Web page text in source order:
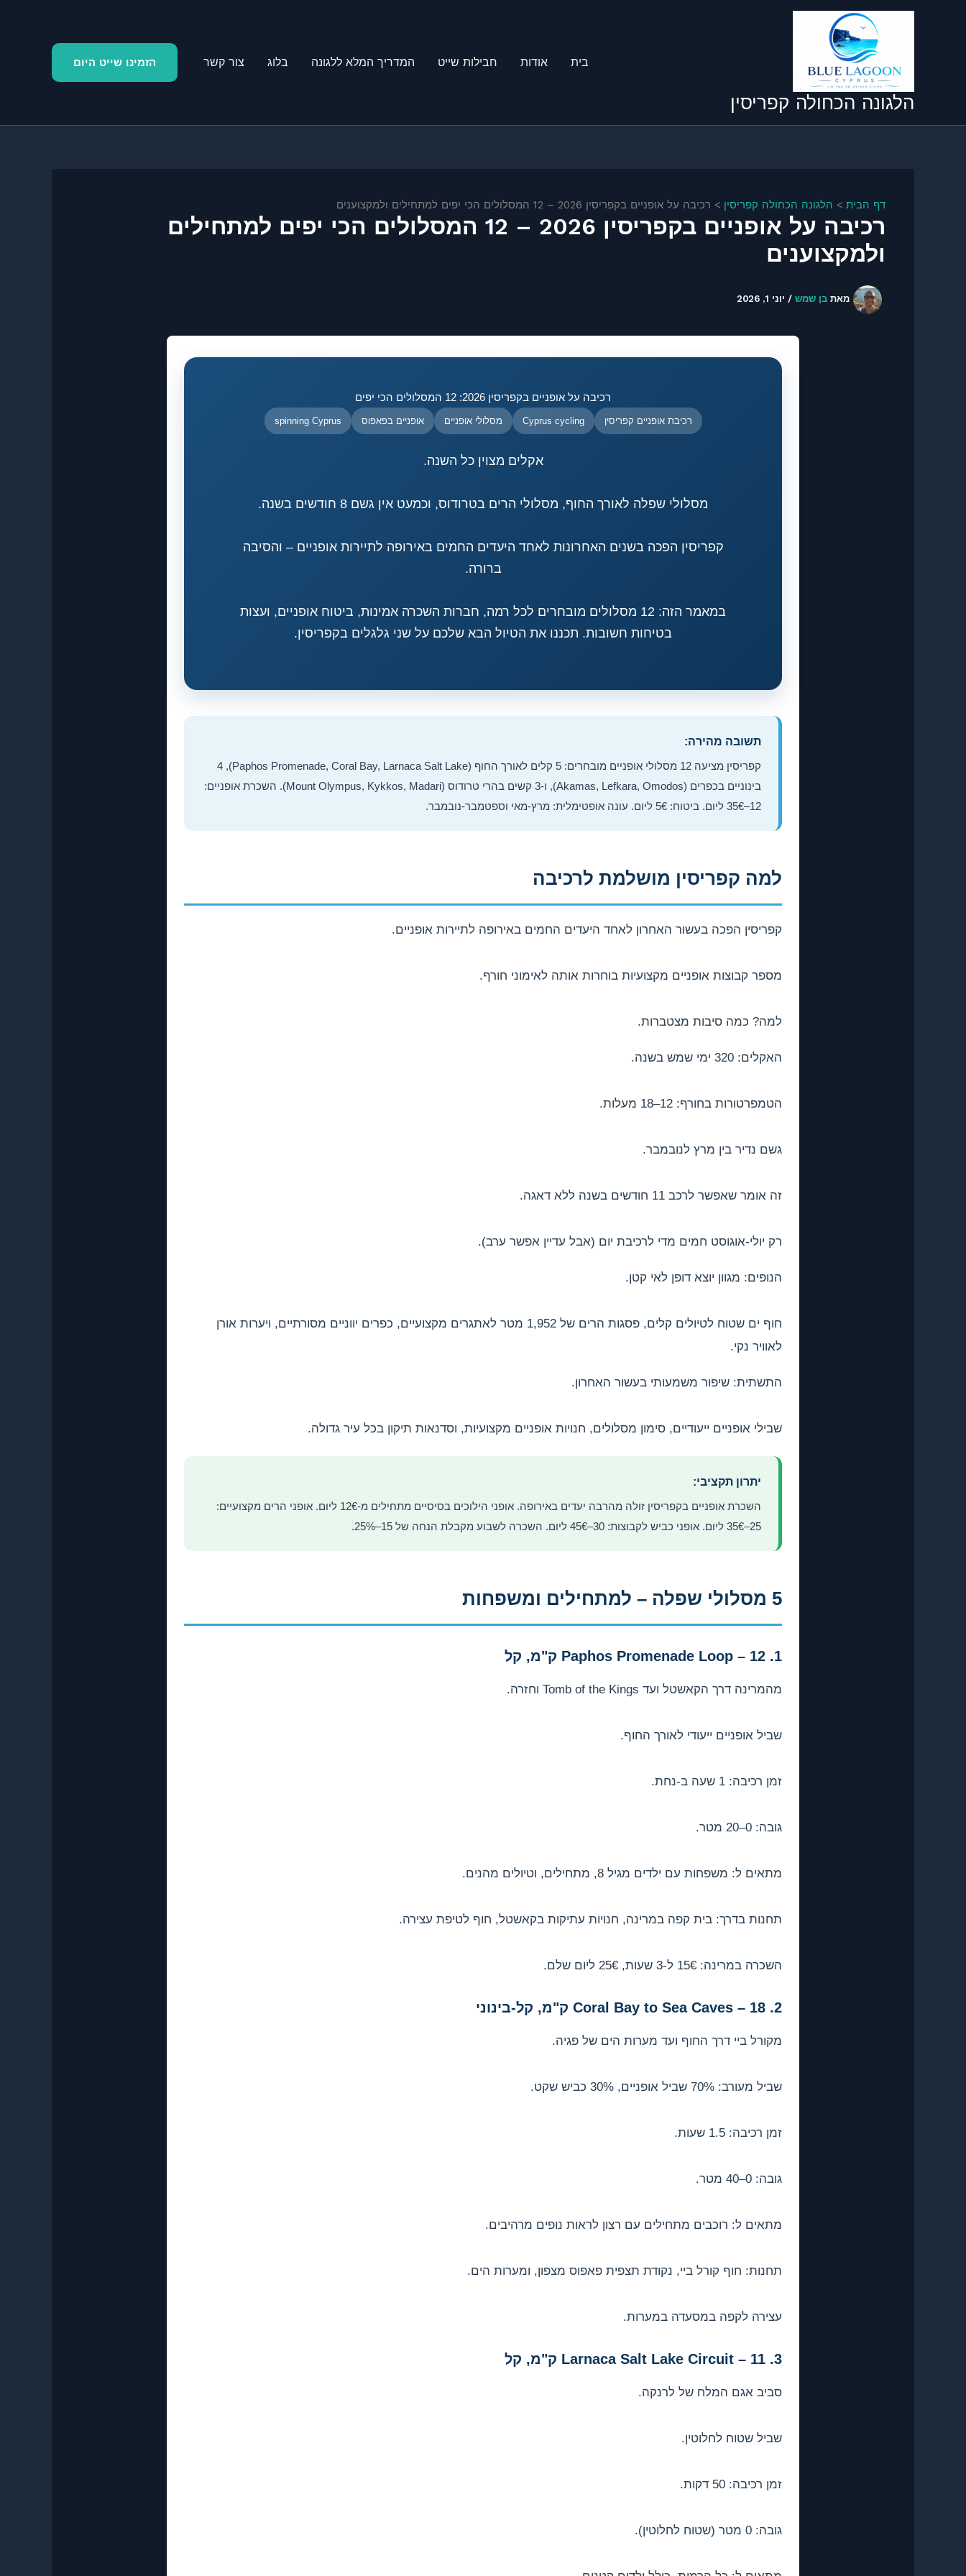
הלגונה הכחולה קפריסין
בית אודות חבילות שייט המדריך המלא ללגונה בלוג צור קשר הזמינו שייט היום
דף הבית הלגונה הכחולה קפריסין רכיבה על אופניים בקפריסין 2026 – 12 המסלולים הכי יפים למתחילים ולמקצוענים
רכיבה על אופניים בקפריסין 2026 – 12 המסלולים הכי יפים למתחילים
ולמקצוענים
מאת בן שמש / יוני 1, 2026
רכיבה על אופניים בקפריסין 2026: 12 המסלולים הכי יפים
רכיבת אופניים קפריסין Cyprus cycling מסלולי אופניים אופניים בפאפוס spinning Cyprus
אקלים מצוין כל השנה.
מסלולי שפלה לאורך החוף, מסלולי הרים בטרודוס, וכמעט אין גשם 8 חודשים בשנה.
קפריסין הפכה בשנים האחרונות לאחד היעדים החמים באירופה לתיירות אופניים – והסיבה
ברורה.
במאמר הזה: 12 מסלולים מובחרים לכל רמה, חברות השכרה אמינות, ביטוח אופניים, ועצות
בטיחות חשובות. תכננו את הטיול הבא שלכם על שני גלגלים בקפריסין.
תשובה מהירה:
קפריסין מציעה 12 מסלולי אופניים מובחרים: 5 קלים לאורך החוף (Paphos Promenade, Coral Bay, Larnaca Salt Lake), 4
בינוניים בכפרים (Akamas, Lefkara, Omodos), ו-3 קשים בהרי טרודוס (Mount Olympus, Kykkos, Madari). השכרת אופניים:
12–35€ ליום. ביטוח: 5€ ליום. עונה אופטימלית: מרץ-מאי וספטמבר-נובמבר.
למה קפריסין מושלמת לרכיבה
קפריסין הפכה בעשור האחרון לאחד היעדים החמים באירופה לתיירות אופניים.
מספר קבוצות אופניים מקצועיות בוחרות אותה לאימוני חורף.
למה? כמה סיבות מצטברות.
האקלים: 320 ימי שמש בשנה.
הטמפרטורות בחורף: 12–18 מעלות.
גשם נדיר בין מרץ לנובמבר.
זה אומר שאפשר לרכב 11 חודשים בשנה ללא דאגה.
רק יולי-אוגוסט חמים מדי לרכיבת יום (אבל עדיין אפשר ערב).
הנופים: מגוון יוצא דופן לאי קטן.
חוף ים שטוח לטיולים קלים, פסגות הרים של 1,952 מטר לאתגרים מקצועיים, כפרים יווניים מסורתיים, ויערות אורן
לאוויר נקי.
התשתית: שיפור משמעותי בעשור האחרון.
שבילי אופניים ייעודיים, סימון מסלולים, חנויות אופניים מקצועיות, וסדנאות תיקון בכל עיר גדולה.
יתרון תקציבי:
השכרת אופניים בקפריסין זולה מהרבה יעדים באירופה. אופני הילוכים בסיסיים מתחילים מ-12€ ליום. אופני הרים מקצועיים:
25–35€ ליום. אופני כביש לקבוצות: 30–45€ ליום. השכרה לשבוע מקבלת הנחה של 15–25%.
5 מסלולי שפלה – למתחילים ומשפחות
1. Paphos Promenade Loop – 12 ק"מ, קל
מהמרינה דרך הקאשטל ועד Tomb of the Kings וחזרה.
שביל אופניים ייעודי לאורך החוף.
זמן רכיבה: 1 שעה ב-נחת.
גובה: 0–20 מטר.
מתאים ל: משפחות עם ילדים מגיל 8, מתחילים, וטיולים מהנים.
תחנות בדרך: בית קפה במרינה, חנויות עתיקות בקאשטל, חוף לטיפת עצירה.
השכרה במרינה: 15€ ל-3 שעות, 25€ ליום שלם.
2. Coral Bay to Sea Caves – 18 ק"מ, קל-בינוני
מקורל ביי דרך החוף ועד מערות הים של פגיה.
שביל מעורב: 70% שביל אופניים, 30% כביש שקט.
זמן רכיבה: 1.5 שעות.
גובה: 0–40 מטר.
מתאים ל: רוכבים מתחילים עם רצון לראות נופים מרהיבים.
תחנות: חוף קורל ביי, נקודת תצפית פאפוס מצפון, ומערות הים.
עצירה לקפה במסעדה במערות.
3. Larnaca Salt Lake Circuit – 11 ק"מ, קל
סביב אגם המלח של לרנקה.
שביל שטוח לחלוטין.
זמן רכיבה: 50 דקות.
גובה: 0 מטר (שטוח לחלוטין).